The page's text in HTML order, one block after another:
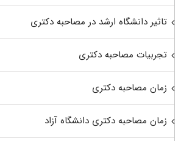
تاثیر دانشگاه ارشد در مصاحبه دکتری
تجربیات مصاحبه دکتری
زمان مصاحبه دکتری
زمان مصاحبه دکتری دانشگاه آزاد